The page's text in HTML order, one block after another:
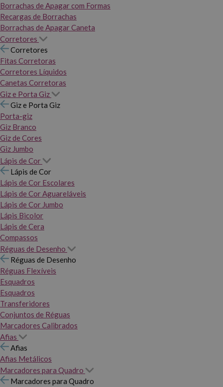
Borrachas de Apagar com Formas
Recargas de Borrachas
Borrachas de Apagar Caneta
Corretores
Corretores
Fitas Corretoras
Corretores Líquidos
Canetas Corretoras
Giz e Porta Giz
Giz e Porta Giz
Porta-giz
Giz Branco
Giz de Cores
Giz Jumbo
Lápis de Cor
Lápis de Cor
Lápis de Cor Escolares
Lápis de Cor Aguareláveis
Lápis de Cor Jumbo
Lápis Bicolor
Lápis de Cera
Compassos
Réguas de Desenho
Réguas de Desenho
Réguas Flexíveis
Esquadros
Esquadros
Transferidores
Conjuntos de Réguas
Marcadores Calibrados
Afias
Afias
Afias Metálicos
Marcadores para Quadro
Marcadores para Quadro